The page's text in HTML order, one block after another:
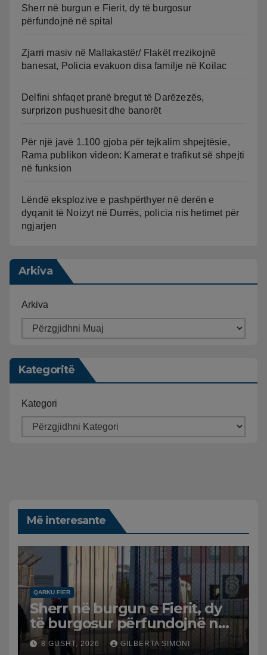
Sherr në burgun e Fierit, dy të burgosur
përfundojnë në spital
Zjarri masiv në Mallakastër/ Flakët rrezikojnë
banesat, Policia evakuon disa familje në Koilac
Delfini shfaqet pranë bregut të Darëzezës,
surprizon pushuesit dhe banorët
Për një javë 1.100 gjoba për tejkalim shpejtësie,
Rama publikon videon: Kamerat e trafikut së shpejti
në funksion
Lëndë eksplozive e pashpërthyer në derën e
dyqanit të Noizyt në Durrës, policia nis hetimet për
ngjarjen
Arkiva
Arkiva
Kategoritë
Kategori
Më interesante
QARKU FIER
Sherr në burgun e Fierit, dy
të burgosur përfundojnë në
spital
8 GUSHT, 2026 GILBERTA SIMONI